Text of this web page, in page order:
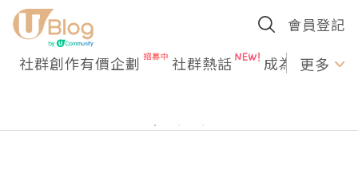
會員登記
社群創作有價企劃 社群熱話 成為U更多